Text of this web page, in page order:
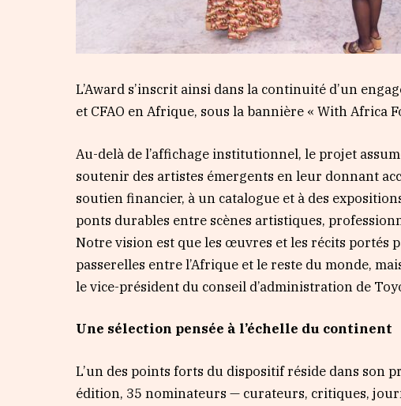
L’Award s’inscrit ainsi dans la continuité d’un
et CFAO en Afrique, sous la bannière « With Africa
Au-delà de l’affichage institutionnel, le projet
soutenir des artistes émergents en leur donnant
soutien financier, à un catalogue et à des
ponts durables entre scènes artistiques,
Notre vision est que les œuvres et les récits portés
passerelles entre l’Afrique et le reste du monde,
le vice-président du conseil d’administration de
Une sélection pensée à l’échelle du continent
L’un des points forts du dispositif réside dans son
édition, 35 nominateurs — curateurs, critiques,